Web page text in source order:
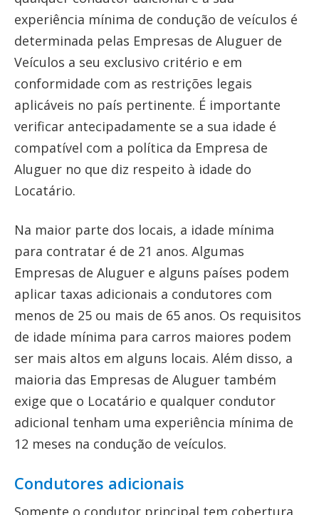
experiência mínima de condução de veículos é
determinada pelas Empresas de Aluguer de
Veículos a seu exclusivo critério e em
conformidade com as restrições legais
aplicáveis no país pertinente. É importante
verificar antecipadamente se a sua idade é
compatível com a política da Empresa de
Aluguer no que diz respeito à idade do
Locatário.
Na maior parte dos locais, a idade mínima
para contratar é de 21 anos. Algumas
Empresas de Aluguer e alguns países podem
aplicar taxas adicionais a condutores com
menos de 25 ou mais de 65 anos. Os requisitos
de idade mínima para carros maiores podem
ser mais altos em alguns locais. Além disso, a
maioria das Empresas de Aluguer também
exige que o Locatário e qualquer condutor
adicional tenham uma experiência mínima de
12 meses na condução de veículos.
Condutores adicionais
Somente o condutor principal tem cobertura